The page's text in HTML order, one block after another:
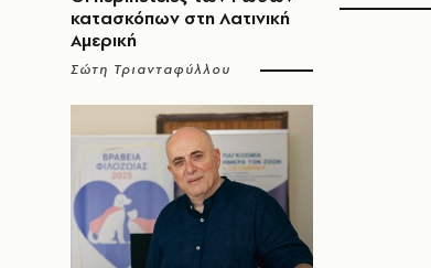
κατασκόπων στη Λατινική
Αμερική
Σώτη Τριανταφύλλου